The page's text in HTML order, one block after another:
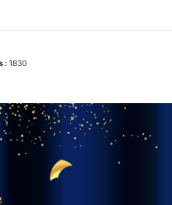
: 1830